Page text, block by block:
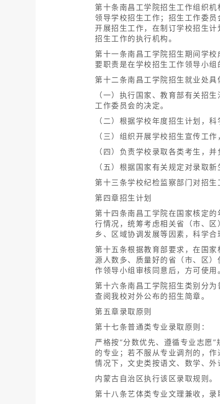
第十条南昌工学院招生工作组织
领导学校招生工作；招生工作委
开展招生工作，在制订学校招生
招生工作的执行机构。
第十一条南昌工学院招生期间学
要职责是在学校招生工作领导小组
第十二条南昌工学院招生就业处具
（一）执行国家、教育部有关招
工作委员会的决定。
（二）根据学校年度招生计划，
（三）组织开展学校招生宣传工
（四）负责学校录取各类考生，
（五）根据国家有关规定对录取新
第十三条学校纪检监察部门对招生
第四章招生计划
第十四条南昌工学院在国家核定
行情况，统筹考虑相关省（市、
乡、区域协调发展等因素，科学合
第十五条根据教育部要求，在国
源人数多、质量好的省（市、区
作领导小组审核同意后，方可使用
第十六条南昌工学院招生类别分
查阅我校对外公布的招生简章。
第五章录取原则
第十七条普通类专业录取原则：
严格按“分数优先、遵循专业志愿
的专业；若不服从专业调剂的，
情况下，文史类按语文、数学、
内蒙古自治区执行该区录取规则。
第十八条艺体类专业文理兼收，录